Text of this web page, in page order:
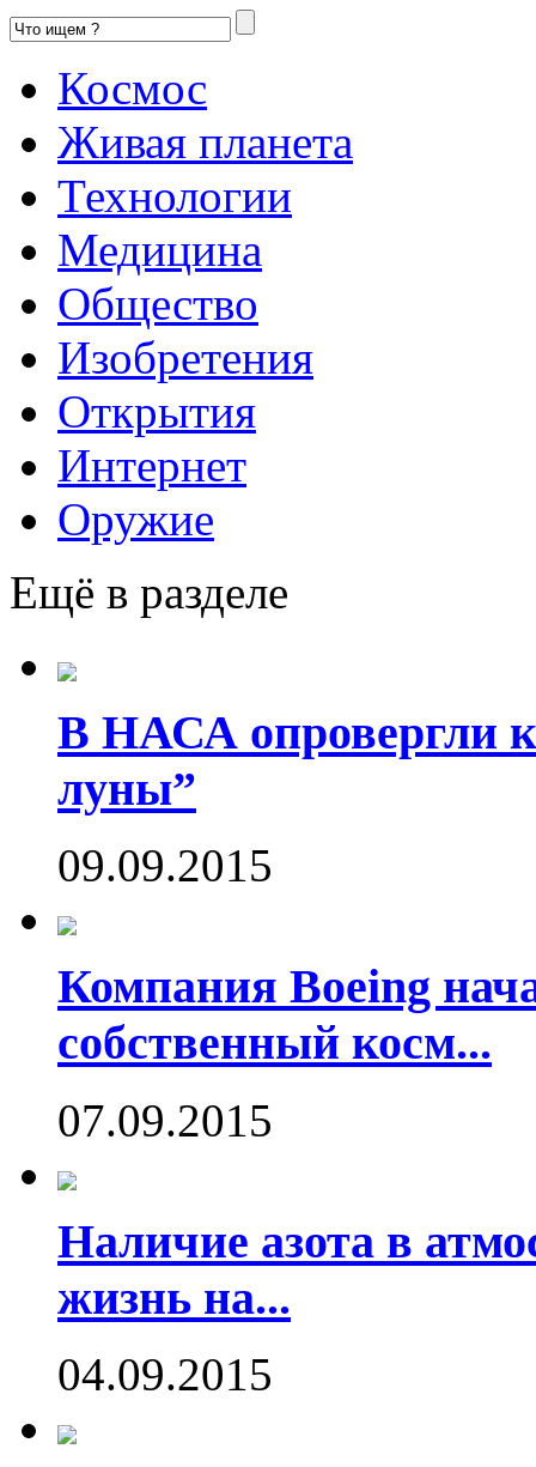
Космос
Живая планета
Технологии
Медицина
Общество
Изобретения
Открытия
Интернет
Оружие
Ещё в разделе
В НАСА опровергли
луны”
09.09.2015
Компания Boeing
собственный косм...
07.09.2015
Наличие азота в
жизнь на...
04.09.2015